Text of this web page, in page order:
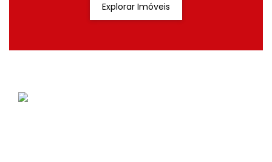
Explorar Imóveis